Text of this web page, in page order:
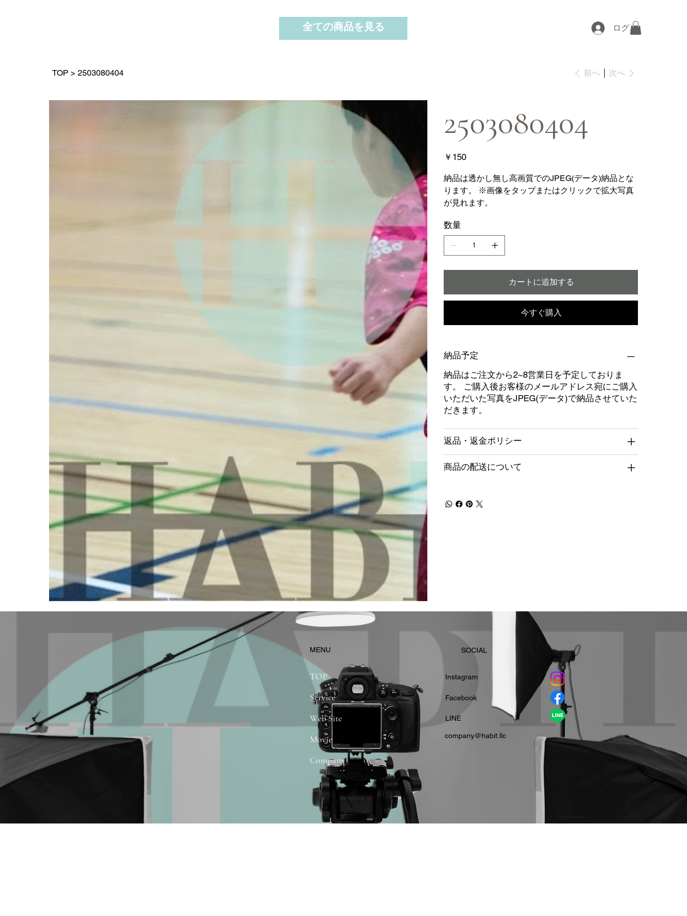
ログイン
全ての商品を見る
TOP > 2503080404 前へ 次へ
2503080404
価
格
￥150
納品は透かし無し高画質でのJPEG(データ)納品とな
ります。 ※画像をタップまたはクリックで拡大写真
が見れます。
数量
カートに追加する
今すぐ購入
納品予定
納品はご注文から2~8営業日を予定しておりま
す。 ご購入後お客様のメールアドレス宛にご購入
いただいた写真をJPEG(データ)で納品させていた
だきます。
返品・返金ポリシー
商品の配送について
​MENU
TOP
Service
Web Site
Movie
Company
​SOCIAL
Instagram
​Facebook
​LINE
company＠habit.llc